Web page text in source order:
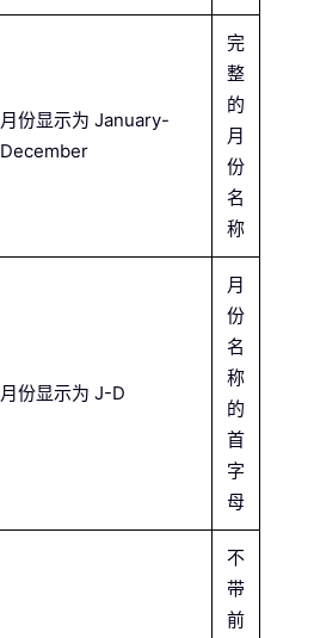
月份显示为 January-
December
完
整
的
月
份
名
称
月份显示为 J-D
月
份
名
称
的
首
字
母
不
带
前